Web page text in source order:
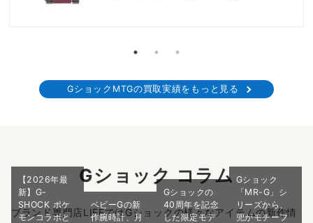
GショックMTGの買取実績をもっと見る
Gショック コラム
ブランド専門店LIFEではGショックの様々なアイテムの新作情
【2026年最
新】G-
SHOCK ポケ
モンコラボと
ベビーGの新
作腕時計、月
Gショックの
40周年を記念
した限定モデ
Gショック
「MR-G」シ
リーズから、
兜がモチーフ